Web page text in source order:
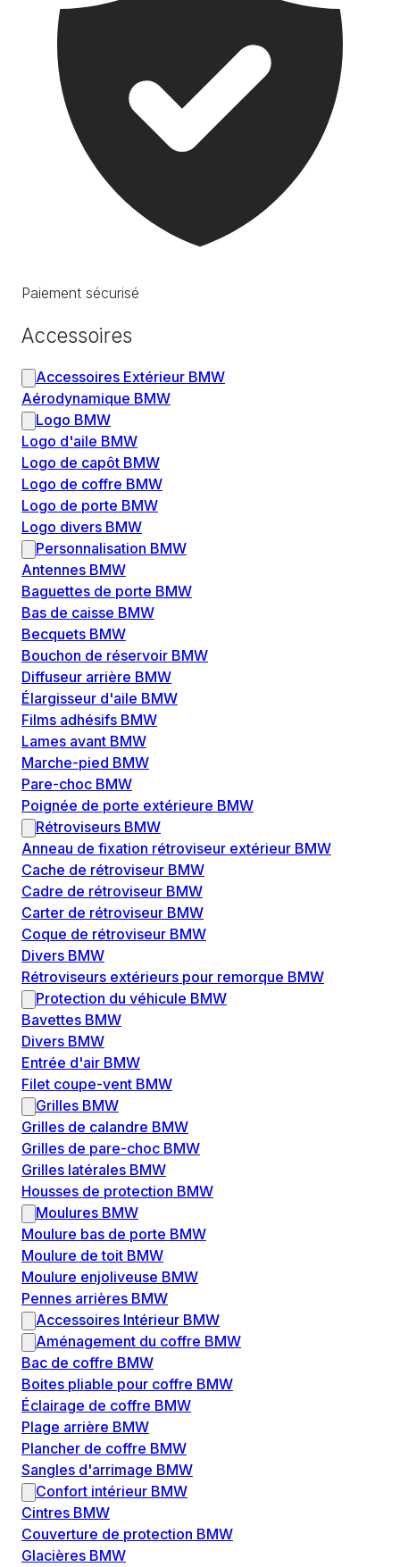
Paiement sécurisé
Accessoires
Accessoires Extérieur BMW
Aérodynamique BMW
Logo BMW
Logo d'aile BMW
Logo de capôt BMW
Logo de coffre BMW
Logo de porte BMW
Logo divers BMW
Personnalisation BMW
Antennes BMW
Baguettes de porte BMW
Bas de caisse BMW
Becquets BMW
Bouchon de réservoir BMW
Diffuseur arrière BMW
Élargisseur d'aile BMW
Films adhésifs BMW
Lames avant BMW
Marche-pied BMW
Pare-choc BMW
Poignée de porte extérieure BMW
Rétroviseurs BMW
Anneau de fixation rétroviseur extérieur BMW
Cache de rétroviseur BMW
Cadre de rétroviseur BMW
Carter de rétroviseur BMW
Coque de rétroviseur BMW
Divers BMW
Rétroviseurs extérieurs pour remorque BMW
Protection du véhicule BMW
Bavettes BMW
Divers BMW
Entrée d'air BMW
Filet coupe-vent BMW
Grilles BMW
Grilles de calandre BMW
Grilles de pare-choc BMW
Grilles latérales BMW
Housses de protection BMW
Moulures BMW
Moulure bas de porte BMW
Moulure de toit BMW
Moulure enjoliveuse BMW
Pennes arrières BMW
Accessoires Intérieur BMW
Aménagement du coffre BMW
Bac de coffre BMW
Boites pliable pour coffre BMW
Éclairage de coffre BMW
Plage arrière BMW
Plancher de coffre BMW
Sangles d'arrimage BMW
Confort intérieur BMW
Cintres BMW
Couverture de protection BMW
Glacières BMW